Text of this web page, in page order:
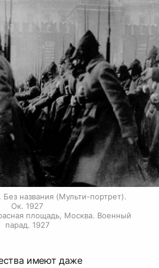
названия (Мульти-портрет).
Ок. 1927
площадь, Москва. Военный
парад. 1927
имеют даже